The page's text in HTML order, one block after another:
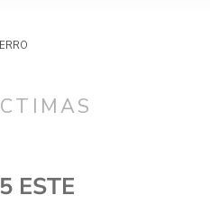
ESTE